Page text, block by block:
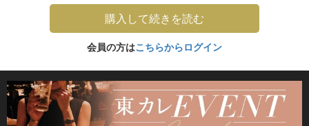
購入して続きを読む
会員の方はこちらからログイン